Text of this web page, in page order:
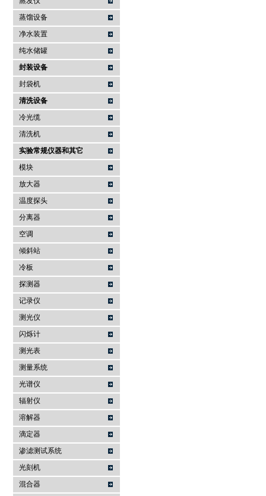
蒸馏设备
净水装置
纯水储罐
封装设备
封袋机
清洗设备
冷光缆
清洗机
实验常规仪器和其它
模块
放大器
温度探头
分离器
空调
倾斜站
冷板
探测器
记录仪
测光仪
闪烁计
测光表
测量系统
光谱仪
辐射仪
溶解器
滴定器
渗滤测试系统
光刻机
混合器